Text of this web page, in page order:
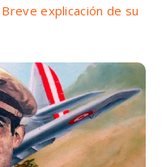
explicación de su